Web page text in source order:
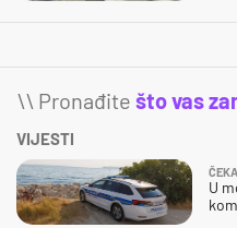
\\ Pronađite što vas
VIJESTI
U